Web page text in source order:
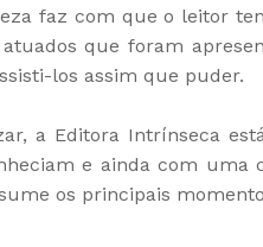
faz com que o leitor
que foram
los assim que puder.
a Editora Intrínseca
e ainda com uma
os principais